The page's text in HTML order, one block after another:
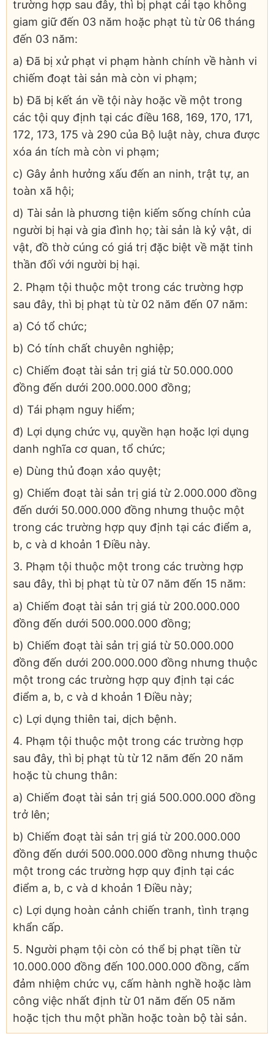
trường hợp sau đây, thì bị phạt cải tạo không
giam giữ đến 03 năm hoặc phạt tù từ 06 tháng
đến 03 năm:
a) Đã bị xử phạt vi phạm hành chính về hành vi
chiếm đoạt tài sản mà còn vi phạm;
b) Đã bị kết án về tội này hoặc về một trong
các tội quy định tại các điều 168, 169, 170, 171,
172, 173, 175 và 290 của Bộ luật này, chưa được
xóa án tích mà còn vi phạm;
c) Gây ảnh hưởng xấu đến an ninh, trật tự, an
toàn xã hội;
d) Tài sản là phương tiện kiếm sống chính của
người bị hại và gia đình họ; tài sản là kỷ vật, di
vật, đồ thờ cúng có giá trị đặc biệt về mặt tinh
thần đối với người bị hại.
2. Phạm tội thuộc một trong các trường hợp
sau đây, thì bị phạt tù từ 02 năm đến 07 năm:
a) Có tổ chức;
b) Có tính chất chuyên nghiệp;
c) Chiếm đoạt tài sản trị giá từ 50.000.000
đồng đến dưới 200.000.000 đồng;
d) Tái phạm nguy hiểm;
đ) Lợi dụng chức vụ, quyền hạn hoặc lợi dụng
danh nghĩa cơ quan, tổ chức;
e) Dùng thủ đoạn xảo quyệt;
g) Chiếm đoạt tài sản trị giá từ 2.000.000 đồng
đến dưới 50.000.000 đồng nhưng thuộc một
trong các trường hợp quy định tại các điểm a,
b, c và d khoản 1 Điều này.
3. Phạm tội thuộc một trong các trường hợp
sau đây, thì bị phạt tù từ 07 năm đến 15 năm:
a) Chiếm đoạt tài sản trị giá từ 200.000.000
đồng đến dưới 500.000.000 đồng;
b) Chiếm đoạt tài sản trị giá từ 50.000.000
đồng đến dưới 200.000.000 đồng nhưng thuộc
một trong các trường hợp quy định tại các
điểm a, b, c và d khoản 1 Điều này;
c) Lợi dụng thiên tai, dịch bệnh.
4. Phạm tội thuộc một trong các trường hợp
sau đây, thì bị phạt tù từ 12 năm đến 20 năm
hoặc tù chung thân:
a) Chiếm đoạt tài sản trị giá 500.000.000 đồng
trở lên;
b) Chiếm đoạt tài sản trị giá từ 200.000.000
đồng đến dưới 500.000.000 đồng nhưng thuộc
một trong các trường hợp quy định tại các
điểm a, b, c và d khoản 1 Điều này;
c) Lợi dụng hoàn cảnh chiến tranh, tình trạng
khẩn cấp.
5. Người phạm tội còn có thể bị phạt tiền từ
10.000.000 đồng đến 100.000.000 đồng, cấm
đảm nhiệm chức vụ, cấm hành nghề hoặc làm
công việc nhất định từ 01 năm đến 05 năm
hoặc tịch thu một phần hoặc toàn bộ tài sản.